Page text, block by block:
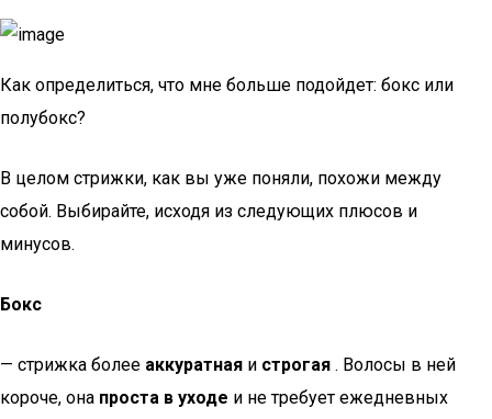
Как определиться, что мне больше подойдет: бокс или
полубокс?
В целом стрижки, как вы уже поняли, похожи между
собой. Выбирайте, исходя из следующих плюсов и
минусов.
Бокс
— стрижка более аккуратная и строгая . Волосы в ней
короче, она проста в уходе и не требует ежедневных